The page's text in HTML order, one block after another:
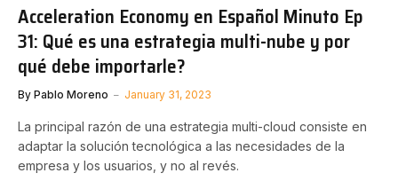
Acceleration Economy en Español Minuto Ep
31: Qué es una estrategia multi-nube y por
qué debe importarle?
By Pablo Moreno January 31, 2023
La principal razón de una estrategia multi-cloud consiste en
adaptar la solución tecnológica a las necesidades de la
empresa y los usuarios, y no al revés.